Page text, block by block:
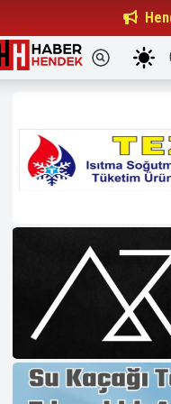
Beşiktaşlılar Derneği Başkanı...